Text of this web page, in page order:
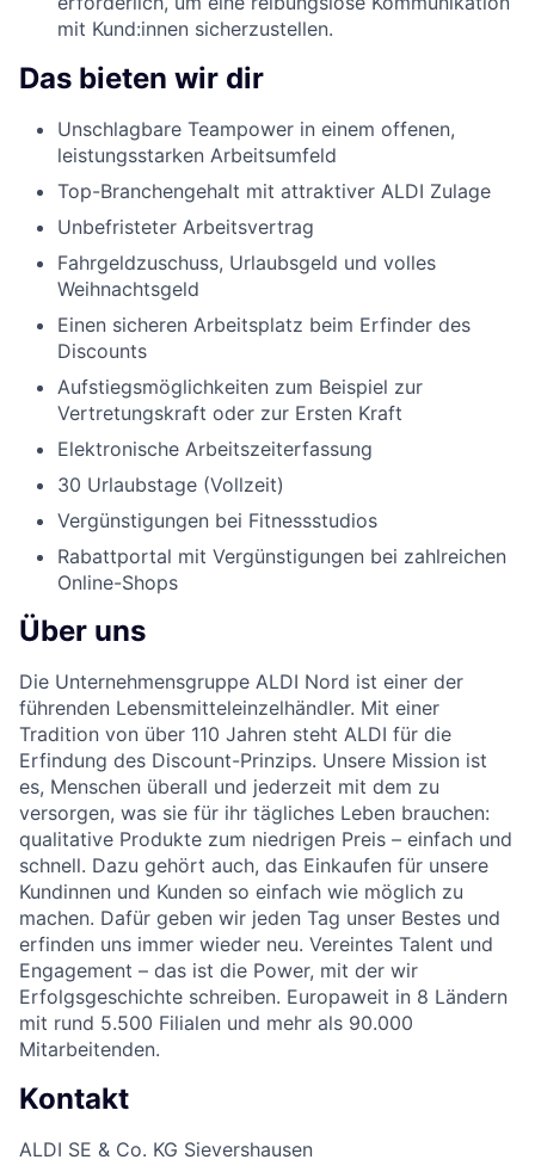
mit Kund:innen sicherzustellen.
Das bieten wir dir
Unschlagbare Teampower in einem offenen,
leistungsstarken Arbeitsumfeld
Top-Branchengehalt mit attraktiver ALDI Zulage
Unbefristeter Arbeitsvertrag
Fahrgeldzuschuss, Urlaubsgeld und volles
Weihnachtsgeld
Einen sicheren Arbeitsplatz beim Erfinder des
Discounts
Aufstiegsmöglichkeiten zum Beispiel zur
Vertretungskraft oder zur Ersten Kraft
Elektronische Arbeitszeiterfassung
30 Urlaubstage (Vollzeit)
Vergünstigungen bei Fitnessstudios
Rabattportal mit Vergünstigungen bei zahlreichen
Online-Shops
Über uns
Die Unternehmensgruppe ALDI Nord ist einer der
führenden Lebensmitteleinzelhändler. Mit einer
Tradition von über 110 Jahren steht ALDI für die
Erfindung des Discount-Prinzips. Unsere Mission ist
es, Menschen überall und jederzeit mit dem zu
versorgen, was sie für ihr tägliches Leben brauchen:
qualitative Produkte zum niedrigen Preis – einfach und
schnell. Dazu gehört auch, das Einkaufen für unsere
Kundinnen und Kunden so einfach wie möglich zu
machen. Dafür geben wir jeden Tag unser Bestes und
erfinden uns immer wieder neu. Vereintes Talent und
Engagement – das ist die Power, mit der wir
Erfolgsgeschichte schreiben. Europaweit in 8 Ländern
mit rund 5.500 Filialen und mehr als 90.000
Mitarbeitenden.
Kontakt
ALDI SE & Co. KG Sievershausen